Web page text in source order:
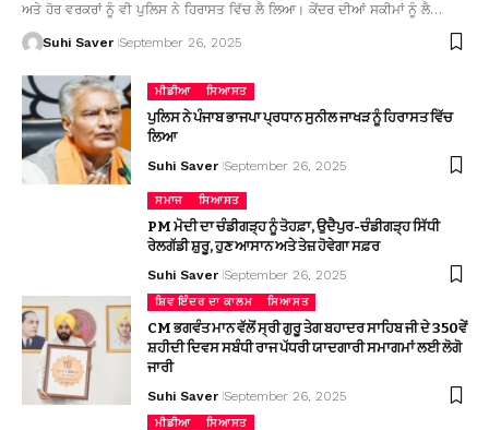
ਅਤੇ ਹੋਰ ਵਰਕਰਾਂ ਨੂੰ ਵੀ ਪੁਲਿਸ ਨੇ ਹਿਰਾਸਤ ਵਿੱਚ ਲੈ ਲਿਆ। ਕੇਂਦਰ ਦੀਆਂ ਸਕੀਮਾਂ ਨੂੰ ਲੈ…
Suhi Saver September 26, 2025
ਮੀਡੀਆ ਸਿਆਸਤ
ਪੁਲਿਸ ਨੇ ਪੰਜਾਬ ਭਾਜਪਾ ਪ੍ਰਧਾਨ ਸੁਨੀਲ ਜਾਖੜ ਨੂੰ ਹਿਰਾਸਤ ਵਿੱਚ
ਲਿਆ
Suhi Saver September 26, 2025
ਸਮਾਜ ਸਿਆਸਤ
PM ਮੋਦੀ ਦਾ ਚੰਡੀਗੜ੍ਹ ਨੂੰ ਤੋਹਫ਼ਾ, ਉਦੈਪੁਰ-ਚੰਡੀਗੜ੍ਹ ਸਿੱਧੀ
ਰੇਲਗੱਡੀ ਸ਼ੁਰੂ, ਹੁਣ ਆਸਾਨ ਅਤੇ ਤੇਜ਼ ਹੋਵੇਗਾ ਸਫ਼ਰ
Suhi Saver September 26, 2025
ਸ਼ਿਵ ਇੰਦਰ ਦਾ ਕਾਲਮ ਸਿਆਸਤ
CM ਭਗਵੰਤ ਮਾਨ ਵੱਲੋਂ ਸ੍ਰੀ ਗੁਰੂ ਤੇਗ ਬਹਾਦਰ ਸਾਹਿਬ ਜੀ ਦੇ 350ਵੇਂ
ਸ਼ਹੀਦੀ ਦਿਵਸ ਸਬੰਧੀ ਰਾਜ ਪੱਧਰੀ ਯਾਦਗਾਰੀ ਸਮਾਗਮਾਂ ਲਈ ਲੋਗੋ
ਜਾਰੀ
Suhi Saver September 26, 2025
ਮੀਡੀਆ ਸਿਆਸਤ